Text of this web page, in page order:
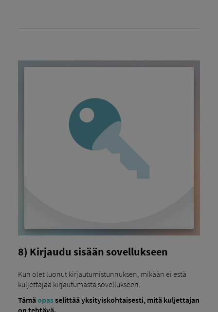
8) Kirjaudu sisään sovellukseen
Kun olet luonut kirjautumistunnuksen, mikään ei estä
kuljettajaa kirjautumasta sovellukseen.
Tämäopasselittää yksityiskohtaisesti, mitä kuljettajan